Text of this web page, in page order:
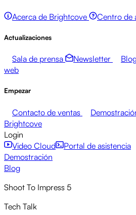
Acerca de Brightcove Centro de
Actualizaciones
Sala de prensa Newsletter
web
Empezar
Contacto de ventas
Brightcove
Login
Video Cloud
Portal de asistencia
Demostración
Blog
Shoot To Impress 5
Tech Talk